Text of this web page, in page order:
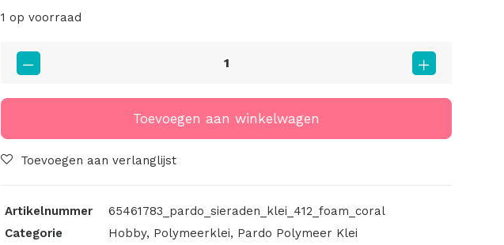
1 op voorraad
Pardo
Sieraden
Foam
Coral
Toevoegen aan winkelwagen
Toevoegen aan verlanglijst
Artikelnummer
65461783_pardo_sieraden_klei_412_foam_coral
Categorie
Hobby, Polymeerklei, Pardo Polymeer Klei